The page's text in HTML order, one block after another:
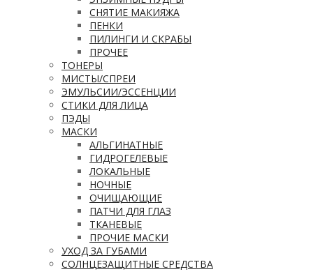
СНЯТИЕ МАКИЯЖА
ПЕНКИ
ПИЛИНГИ И СКРАБЫ
ПРОЧЕЕ
ТОНЕРЫ
МИСТЫ/СПРЕИ
ЭМУЛЬСИИ/ЭССЕНЦИИ
СТИКИ ДЛЯ ЛИЦА
ПЭДЫ
МАСКИ
АЛЬГИНАТНЫЕ
ГИДРОГЕЛЕВЫЕ
ЛОКАЛЬНЫЕ
НОЧНЫЕ
ОЧИЩАЮЩИЕ
ПАТЧИ ДЛЯ ГЛАЗ
ТКАНЕВЫЕ
ПРОЧИЕ МАСКИ
УХОД ЗА ГУБАМИ
СОЛНЦЕЗАЩИТНЫЕ СРЕДСТВА